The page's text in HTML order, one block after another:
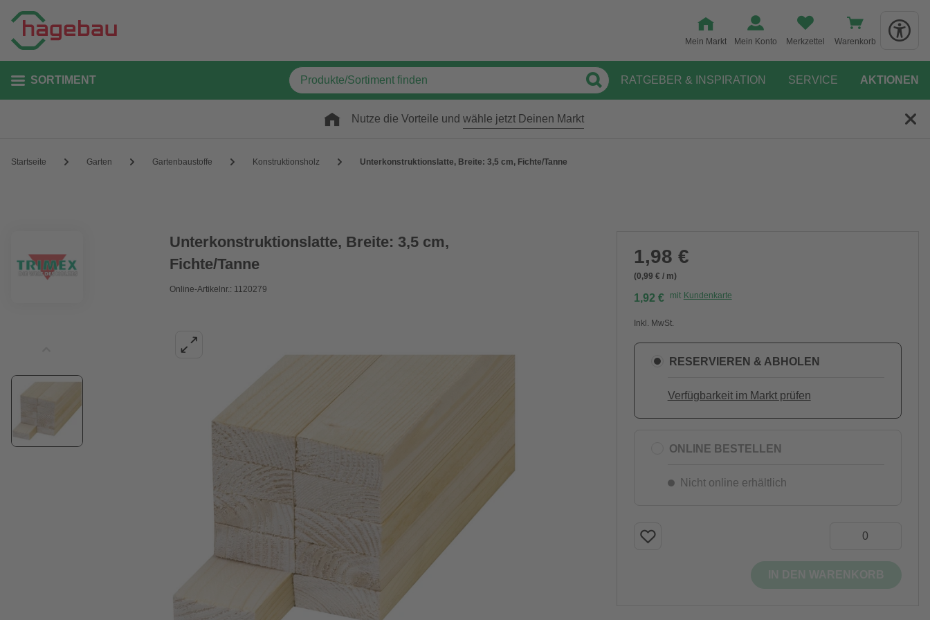
Mein Markt Mein Konto Merkzettel Warenkorb
SORTIMENT RATGEBER & INSPIRATION SERVICE AKTIONEN
Nutze die Vorteile und wähle jetzt Deinen Markt
Startseite Garten Gartenbaustoffe Konstruktionsholz Unterkonstruktionslatte, Breite: 3,5 cm, Fichte/Tanne
Unterkonstruktionslatte, Breite: 3,5 cm,
Fichte/Tanne
Online-Artikelnr.: 1120279
1,98 €
(0,99 € / m)
1,92 € mit Kundenkarte
Inkl. MwSt.
RESERVIEREN & ABHOLEN
Verfügbarkeit im Markt prüfen
ONLINE BESTELLEN
Nicht online erhältlich